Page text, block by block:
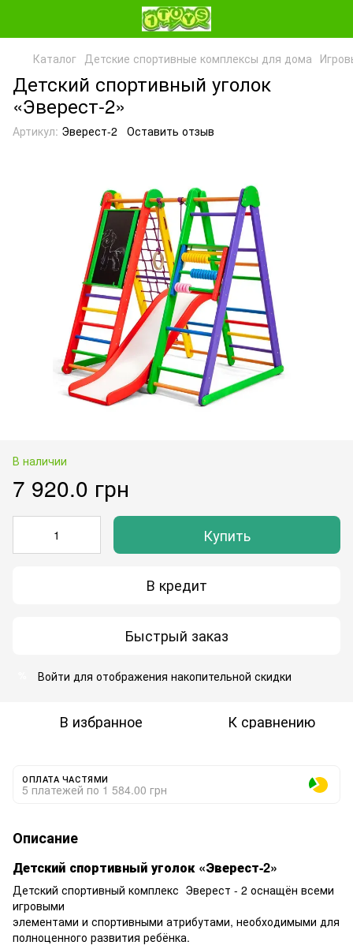
Каталог Детские спортивные комплексы для дома
Детский спортивный уголок
«Эверест-2»
Артикул: Эверест-2 Оставить отзыв
В наличии
7 920.0 грн
Купить
В кредит
Быстрый заказ
Войти для отображения накопительной скидки
В избранное К сравнению
ОПЛАТА ЧАСТЯМИ
5 платежей по 1 584.00 грн
Описание
Детский спортивный уголок «Эверест-2»
Детский спортивный комплекс Эверест - 2 оснащён всеми
игровыми
элементами и спортивными атрибутами, необходимыми для
полноценного развития ребёнка.